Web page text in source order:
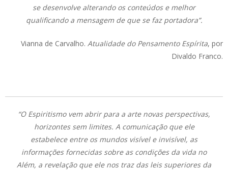
se desenvolve alterando os conteúdos e melhor
qualificando a mensagem de que se faz portadora”.
Vianna de Carvalho. Atualidade do Pensamento Espírita, por
Divaldo Franco.
“O Espiritismo vem abrir para a arte novas perspectivas,
horizontes sem limites. A comunicação que ele
estabelece entre os mundos visível e invisível, as
informações fornecidas sobre as condições da vida no
Além, a revelação que ele nos traz das leis superiores da